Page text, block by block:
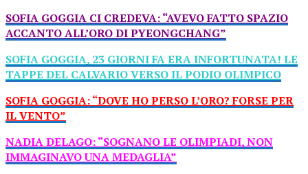
SOFIA GOGGIA CI CREDEVA: “AVEVO FATTO SPAZIO
ACCANTO ALL’ORO DI PYEONGCHANG”
SOFIA GOGGIA, 23 GIORNI FA ERA INFORTUNATA! LE
TAPPE DEL CALVARIO VERSO IL PODIO OLIMPICO
SOFIA GOGGIA: “DOVE HO PERSO L’ORO? FORSE PER
IL VENTO”
NADIA DELAGO: “SOGNANO LE OLIMPIADI, NON
IMMAGINAVO UNA MEDAGLIA”